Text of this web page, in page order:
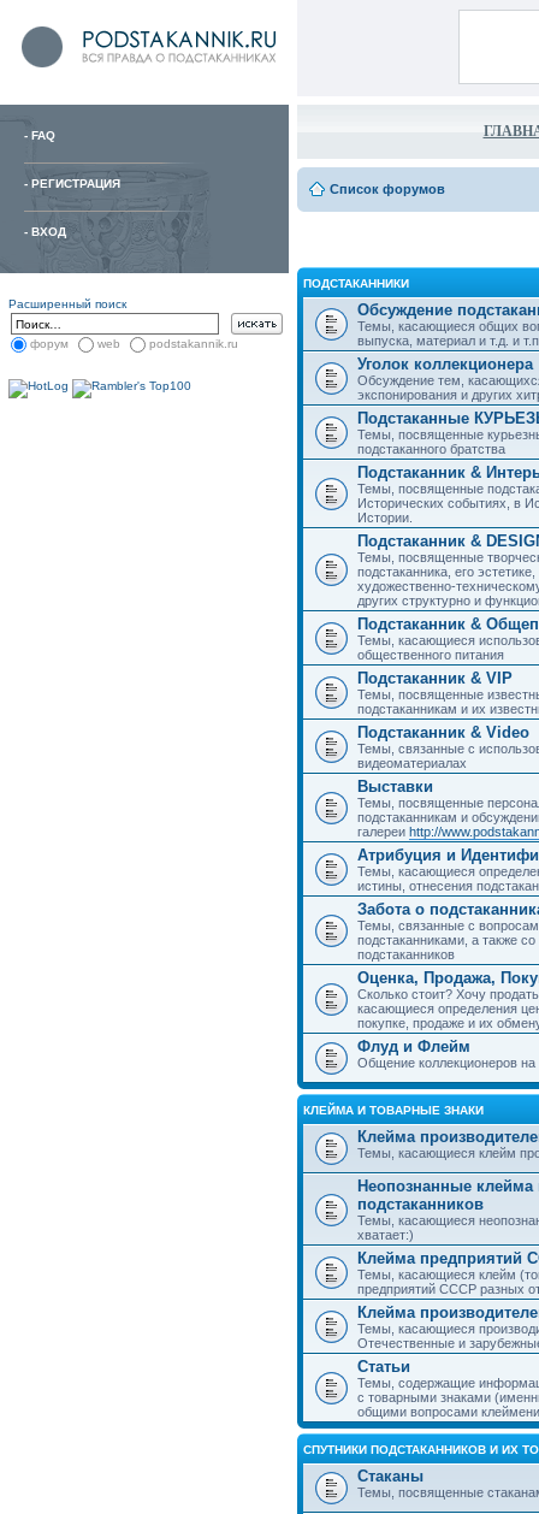
- FAQ
- РЕГИСТРАЦИЯ
- ВХОД
Расширенный поиск
форум web podstakannik.ru
Список форумов
ПОДСТАКАННИКИ
Обсуждение
Темы, касающиеся общих
выпуска, материал и т.д. и
Уголок коллекционера
Обсуждение тем,
экспонирования и других
Подстаканные
Темы, посвященные
подстаканного братства
Подстаканник &
Темы, посвященные
Исторических событиях, в
Истории.
Подстаканник &
Темы, посвященные
подстаканника, его
художественно-
других структурно и
Подстаканник &
Темы, касающиеся
общественного питания
Подстаканник & VIP
Темы, посвященные
подстаканникам и их
Подстаканник & Video
Темы, связанные с
видеоматериалах
Выставки
Темы, посвященные
подстаканникам и
галереи http://
Атрибуция и
Темы, касающиеся
истины, отнесения
Забота о
Темы, связанные с
подстаканниками, а также
подстаканников
Оценка, Продажа,
Сколько стоит? Хочу
касающиеся определения
покупке, продаже и их
Флуд и Флейм
Общение коллекционеров
КЛЕЙМА И ТОВАРНЫЕ ЗНАКИ
Клейма
Темы, касающиеся клейм
Неопознанные клейма
подстаканников
Темы, касающиеся
хватает:)
Клейма предприятий
Темы, касающиеся клейм
предприятий СССР разных
Клейма
Темы, касающиеся
Отечественные и
Статьи
Темы, содержащие
с товарными знаками
общими вопросами
СПУТНИКИ ПОДСТАКАННИКОВ И ИХ
Стаканы
Темы, посвященные